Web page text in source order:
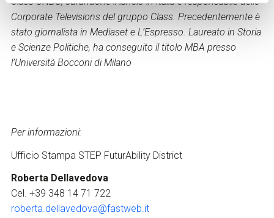
Corporate Televisions del gruppo Class. Precedentemente è
stato giornalista in Mediaset e L’Espresso. Laureato in Storia
e Scienze Politiche, ha conseguito il titolo MBA presso
l’Università Bocconi di Milano
Per informazioni:
Ufficio Stampa STEP FuturAbility District
Roberta Dellavedova
Cel. +39 348 14 71 722
roberta.dellavedova@fastweb.it